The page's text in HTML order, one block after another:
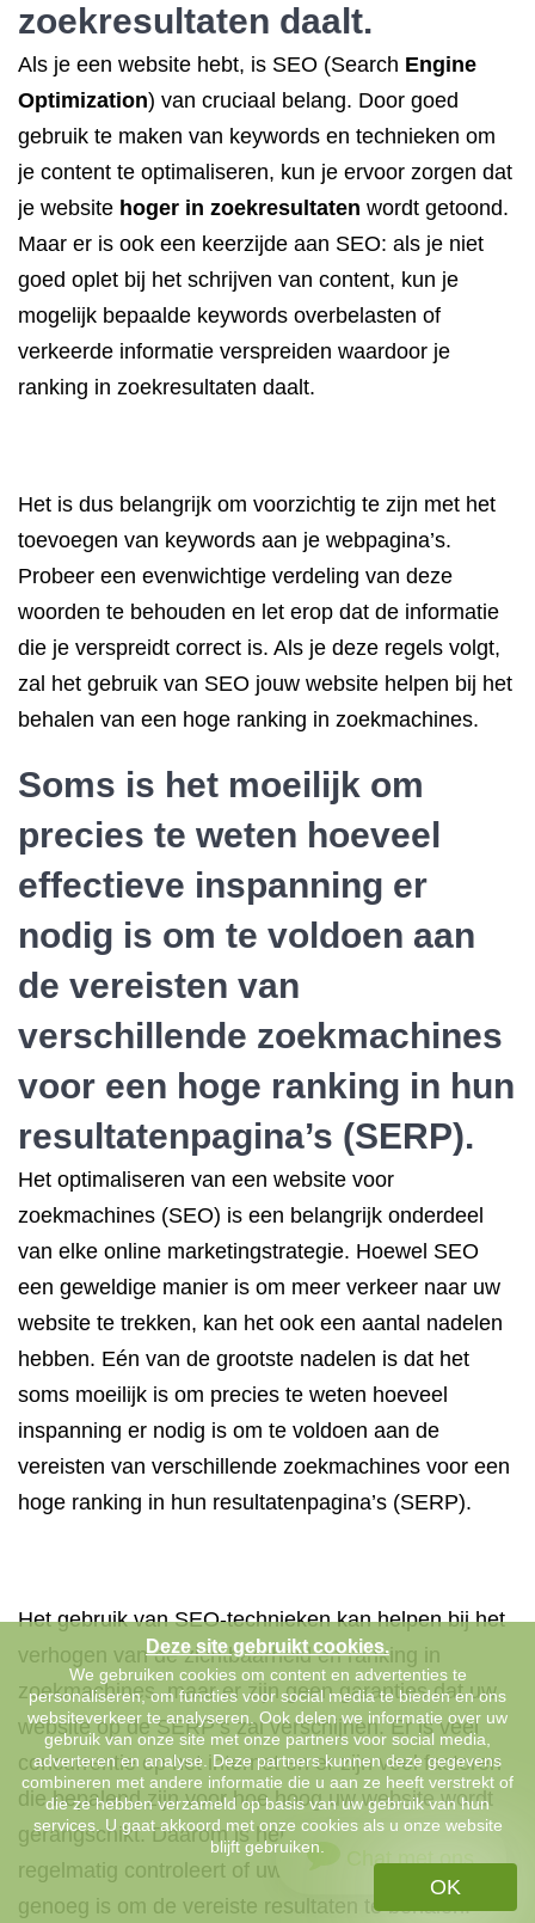
zoekresultaten daalt.
Als je een website hebt, is SEO (Search Engine
Optimization) van cruciaal belang. Door goed
gebruik te maken van keywords en technieken om
je content te optimaliseren, kun je ervoor zorgen dat
je website hoger in zoekresultaten wordt getoond.
Maar er is ook een keerzijde aan SEO: als je niet
goed oplet bij het schrijven van content, kun je
mogelijk bepaalde keywords overbelasten of
verkeerde informatie verspreiden waardoor je
ranking in zoekresultaten daalt.
Het is dus belangrijk om voorzichtig te zijn met het
toevoegen van keywords aan je webpagina’s.
Probeer een evenwichtige verdeling van deze
woorden te behouden en let erop dat de informatie
die je verspreidt correct is. Als je deze regels volgt,
zal het gebruik van SEO jouw website helpen bij het
behalen van een hoge ranking in zoekmachines.
Soms is het moeilijk om
precies te weten hoeveel
effectieve inspanning er
nodig is om te voldoen aan
de vereisten van
verschillende zoekmachines
voor een hoge ranking in hun
resultatenpagina’s (SERP).
Het optimaliseren van een website voor
zoekmachines (SEO) is een belangrijk onderdeel
van elke online marketingstrategie. Hoewel SEO
een geweldige manier is om meer verkeer naar uw
website te trekken, kan het ook een aantal nadelen
hebben. Eén van de grootste nadelen is dat het
soms moeilijk is om precies te weten hoeveel
inspanning er nodig is om te voldoen aan de
vereisten van verschillende zoekmachines voor een
hoge ranking in hun resultatenpagina’s (SERP).
Het gebruik van SEO-technieken kan helpen bij het
verhogen van de zichtbaarheid en ranking in
zoekmachines, maar er zijn geen garanties dat uw
website op de SERP’s zal verschijnen. Er is veel
concurrentie op het internet en er zijn veel factoren
die bepalend zijn voor hoe hoog uw website wordt
gerangschikt. Daarom is het belangrijk dat u
regelmatig controleert of uw SEO-strategie effectief
genoeg is om de vereiste resultaten te behalen.
Chat met ons
Deze site gebruikt cookies.
We gebruiken cookies om content en advertenties te
personaliseren, om functies voor social media te bieden en ons
websiteverkeer te analyseren. Ook delen we informatie over uw
gebruik van onze site met onze partners voor social media,
adverteren en analyse. Deze partners kunnen deze gegevens
combineren met andere informatie die u aan ze heeft verstrekt of
die ze hebben verzameld op basis van uw gebruik van hun
services. U gaat akkoord met onze cookies als u onze website
blijft gebruiken.
OK